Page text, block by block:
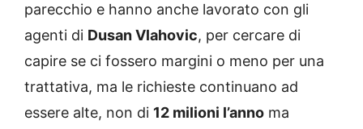
parecchio e hanno anche lavorato con gli
agenti di Dusan Vlahovic, per cercare di
capire se ci fossero margini o meno per una
trattativa, ma le richieste continuano ad
essere alte, non di 12 milioni l’anno ma